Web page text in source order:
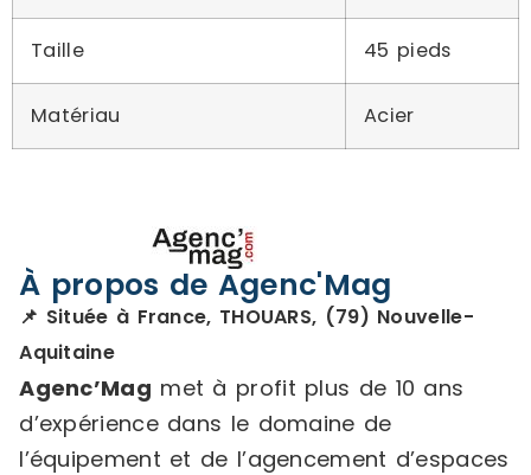
Taille 45 pieds
Matériau Acier
À propos de Agenc'Mag
📌 Située à France, THOUARS, (79) Nouvelle-
Aquitaine
Agenc’Mag met à profit plus de 10 ans
d’expérience dans le domaine de
l’équipement et de l’agencement d’espaces